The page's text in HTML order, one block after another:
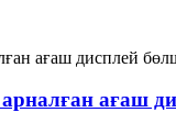
ағаш